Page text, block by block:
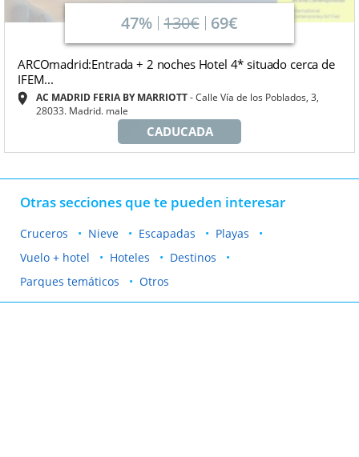
47% 130€ 69€
ARCOmadrid:Entrada + 2 noches Hotel 4* situado cerca de
IFEM...
AC MADRID FERIA BY MARRIOTT Calle Vía de los Poblados, 3,
28033. Madrid. male
CADUCADA
Otras secciones que te pueden interesar
Cruceros Nieve Escapadas
Playas
Vuelo + hotel
Hoteles
Destinos
Parques temáticos
Otros